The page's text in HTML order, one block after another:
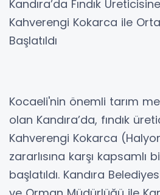
Kandıra’da Fındık
Kahverengi Kokarca ile
Başlatıldı
Kocaeli'nin önemli tarım
olan Kandıra’da, fındık
Kahverengi Kokarca
zararlısına karşı kapsamlı
başlatıldı. Kandıra